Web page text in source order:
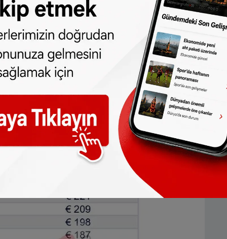
göre belirlenmektedir. Gelir arttıkça
bir gelir sınırını aşanlar ise sağlık
sağlık yardımı şu şekilde: